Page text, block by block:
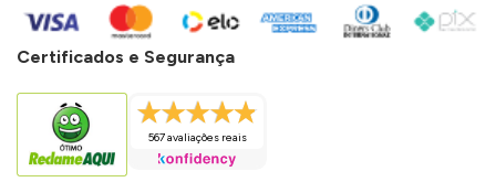
Certificados e Segurança
567 avaliações reais